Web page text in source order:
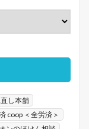
し本舗
coop ＜全労済＞